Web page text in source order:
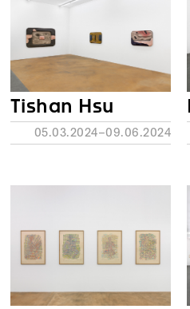
Tishan Hsu
05.03.2024–09.06.2024